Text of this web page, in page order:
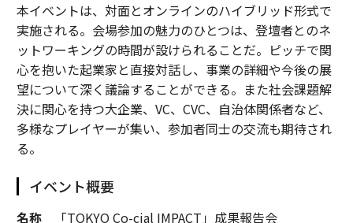
本イベントは、対面とオンラインのハイブリッド形式で
実施される。会場参加の魅力のひとつは、登壇者とのネ
ットワーキングの時間が設けられることだ。ピッチで関
心を抱いた起業家と直接対話し、事業の詳細や今後の展
望について深く議論することができる。また社会課題解
決に関心を持つ大企業、VC、CVC、自治体関係者など、
多様なプレイヤーが集い、参加者同士の交流も期待され
る。
イベント概要
名称「TOKYO Co-cial IMPACT」成果報告会